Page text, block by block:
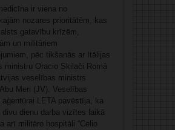
ir viena no
nozares prioritātēm, kas
gatavību krīzēm,
un militāriem
pēc tikšanās ar Itālijas
ministru Oracio Skilači Romā
veselības ministrs
Meri (JV). Veselības
aģentūrai LETA pavēstīja, ka
divu dienu darba vizītes laikā
arī militāro hospitāli “Celio